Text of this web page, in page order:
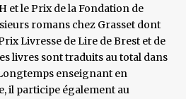
et le Prix de la Fondation de
romans chez Grasset dont
Livresse de Lire de Brest et de
livres sont traduits au total dans
enseignant en
il participe également au